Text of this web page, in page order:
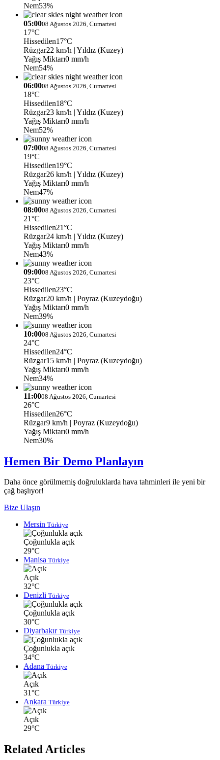
Nem53%
05:0008 Ağustos 2026, Cumartesi
17°C
Hissedilen17°C
Rüzgar22 km/h | Yıldız (Kuzey)
Yağış Miktarı0 mm/h
Nem54%
06:0008 Ağustos 2026, Cumartesi
18°C
Hissedilen18°C
Rüzgar23 km/h | Yıldız (Kuzey)
Yağış Miktarı0 mm/h
Nem52%
07:0008 Ağustos 2026, Cumartesi
19°C
Hissedilen19°C
Rüzgar26 km/h | Yıldız (Kuzey)
Yağış Miktarı0 mm/h
Nem47%
08:0008 Ağustos 2026, Cumartesi
21°C
Hissedilen21°C
Rüzgar24 km/h | Yıldız (Kuzey)
Yağış Miktarı0 mm/h
Nem43%
09:0008 Ağustos 2026, Cumartesi
23°C
Hissedilen23°C
Rüzgar20 km/h | Poyraz (Kuzeydoğu)
Yağış Miktarı0 mm/h
Nem39%
10:0008 Ağustos 2026, Cumartesi
24°C
Hissedilen24°C
Rüzgar15 km/h | Poyraz (Kuzeydoğu)
Yağış Miktarı0 mm/h
Nem34%
11:0008 Ağustos 2026, Cumartesi
26°C
Hissedilen26°C
Rüzgar9 km/h | Poyraz (Kuzeydoğu)
Yağış Miktarı0 mm/h
Nem30%
Hemen Bir Demo Planlayın
Daha önce görülmemiş doğruluklarda hava tahminleri ile yeni bir
çağ başlıyor!
Bize Ulaşın
Mersin Türkiye
Çoğunlukla açık
29°C
Manisa Türkiye
Açık
32°C
Denizli Türkiye
Çoğunlukla açık
30°C
Diyarbakır Türkiye
Çoğunlukla açık
34°C
Adana Türkiye
Açık
31°C
Ankara Türkiye
Açık
29°C
Related Articles